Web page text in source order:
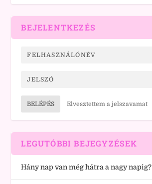
BEJELENTKEZÉS
BELÉPÉS Elvesztettem a jelszavamat
LEGUTÓBBI BEJEGYZÉSEK
Hány nap van még hátra a nagy napig?